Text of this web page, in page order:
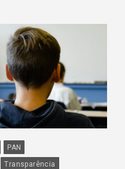
PAN
Transparência